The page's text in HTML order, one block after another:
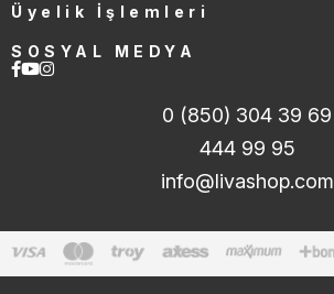
Üyelik İşlemleri
SOSYAL MEDYA
0 (850) 304 39 69
444 99 95
info@livashop.com